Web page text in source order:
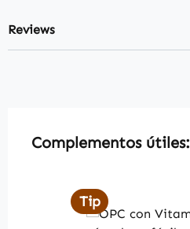
Reviews
Skip product gallery
Complementos útiles:
Tip